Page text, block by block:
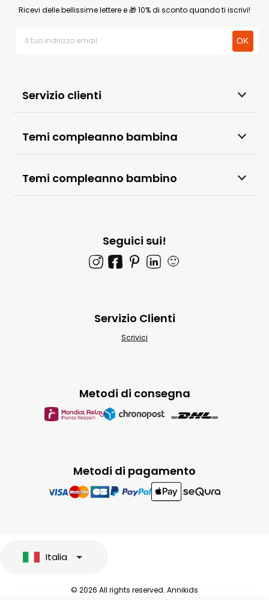
Servizio clienti
Temi compleanno bambina
Temi compleanno bambino
Ricevi delle bellissime lettere e 🎁 10% di sconto quando ti iscrivi!
Seguici sui!
🙂
Metodi di pagamento
Metodi di consegna
Servizio Clienti
Scrivici
Italia
© 2026 All rights reserved. Annikids